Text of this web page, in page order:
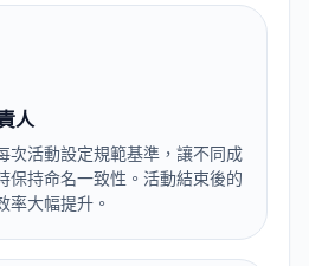
人
次活動設定規範基準，讓不同成
保持命名一致性。活動結束後的
率大幅提升。